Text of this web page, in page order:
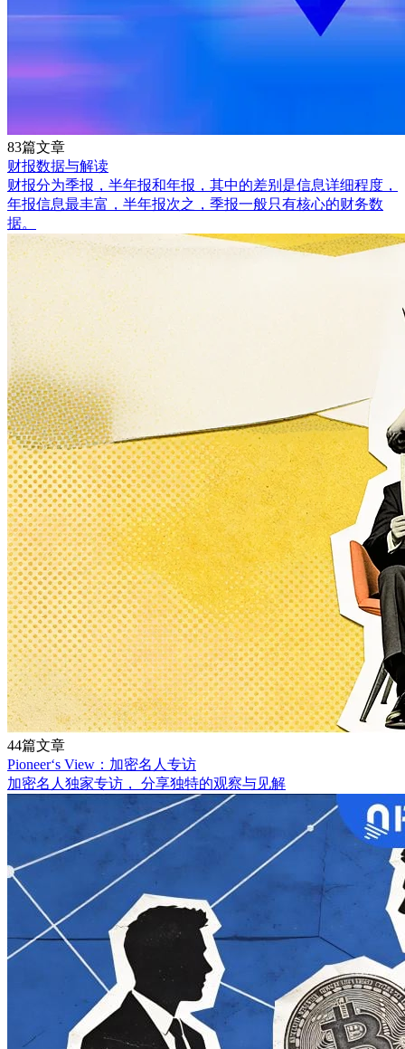
83篇文章
财报数据与解读
财报分为季报，半年报和年报，其中的差别是信息详细程度，
年报信息最丰富，半年报次之，季报一般只有核心的财务数
据。
44篇文章
Pioneer‘s View：加密名人专访
加密名人独家专访， 分享独特的观察与见解